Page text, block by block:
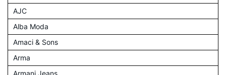
AJC
Alba Moda
Amaci & Sons
Arma
Armani Jeans